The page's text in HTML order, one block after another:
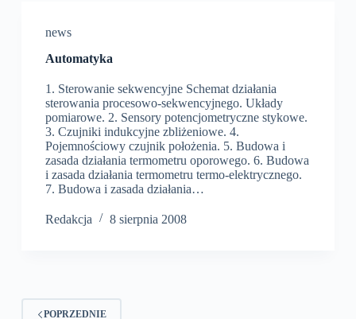
news
Automatyka
1. Sterowanie sekwencyjne Schemat działania
sterowania procesowo-sekwencyjnego. Układy
pomiarowe. 2. Sensory potencjometryczne stykowe.
3. Czujniki indukcyjne zbliżeniowe. 4.
Pojemnościowy czujnik położenia. 5. Budowa i
zasada działania termometru oporowego. 6. Budowa
i zasada działania termometru termo-elektrycznego.
7. Budowa i zasada działania…
Redakcja 8 sierpnia 2008
POPRZEDNIE